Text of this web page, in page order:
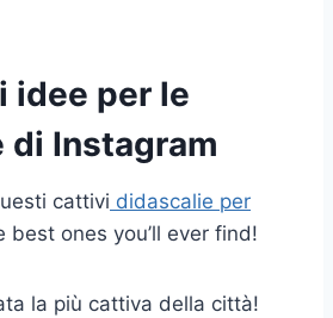
idee per le
di Instagram
cattivi didascalie per
best ones you’ll ever find!
la più cattiva della città!